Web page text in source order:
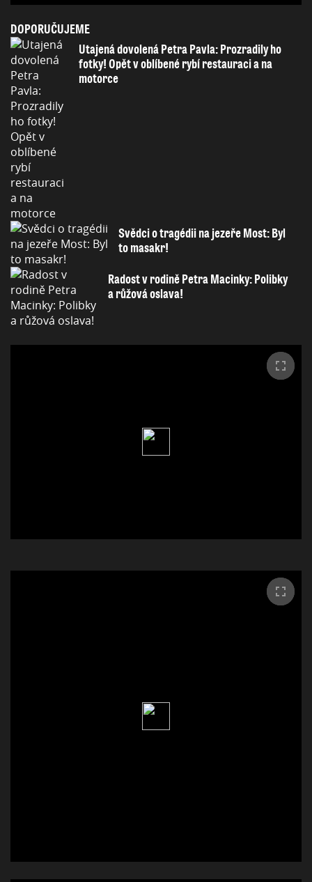
DOPORUČUJEME
Utajená dovolená Petra Pavla: Prozradily ho
fotky! Opět v oblíbené rybí restauraci a na
motorce
Svědci o tragédii na jezeře Most: Byl
to masakr!
Radost v rodině Petra Macinky: Polibky
a růžová oslava!